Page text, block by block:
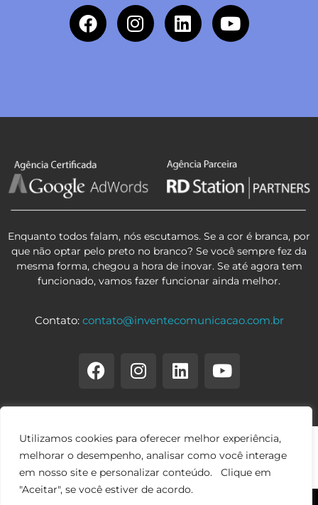
Utilizamos cookies para oferecer melhor experiência,
melhorar o desempenho, analisar como você interage
em nosso site e personalizar conteúdo. Clique em
"Aceitar", se você estiver de acordo.
Enquanto todos falam, nós escutamos. Se a cor é branca, por
que não optar pelo preto no branco? Se você sempre fez da
mesma forma, chegou a hora de inovar. Se até agora tem
funcionado, vamos fazer funcionar ainda melhor.
Contato: contato@inventecomunicacao.com.br